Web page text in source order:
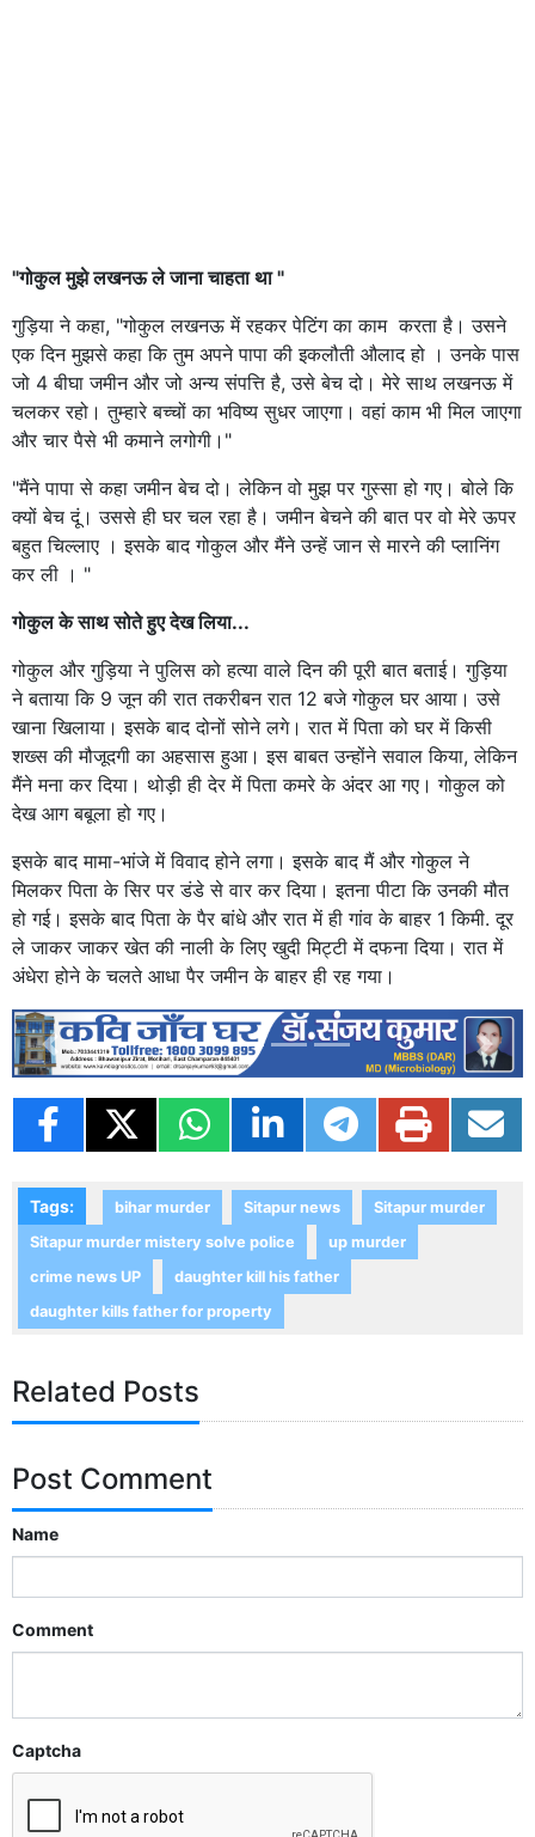
"गोकुल मुझे लखनऊ ले जाना चाहता था "
गुड़िया ने कहा, "गोकुल लखनऊ में रहकर पेटिंग का काम करता है। उसने
एक दिन मुझसे कहा कि तुम अपने पापा की इकलौती औलाद हो । उनके पास
जो 4 बीघा जमीन और जो अन्य संपत्ति है, उसे बेच दो। मेरे साथ लखनऊ में
चलकर रहो। तुम्हारे बच्चों का भविष्य सुधर जाएगा। वहां काम भी मिल जाएगा
और चार पैसे भी कमाने लगोगी।"
"मैंने पापा से कहा जमीन बेच दो। लेकिन वो मुझ पर गुस्सा हो गए। बोले कि
क्यों बेच दूं। उससे ही घर चल रहा है। जमीन बेचने की बात पर वो मेरे ऊपर
बहुत चिल्लाए । इसके बाद गोकुल और मैंने उन्हें जान से मारने की प्लानिंग
कर ली । "
गोकुल के साथ सोते हुए देख लिया...
गोकुल और गुड़िया ने पुलिस को हत्या वाले दिन की पूरी बात बताई। गुड़िया
ने बताया कि 9 जून की रात तकरीबन रात 12 बजे गोकुल घर आया। उसे
खाना खिलाया। इसके बाद दोनों सोने लगे। रात में पिता को घर में किसी
शख्स की मौजूदगी का अहसास हुआ। इस बाबत उन्होंने सवाल किया, लेकिन
मैंने मना कर दिया। थोड़ी ही देर में पिता कमरे के अंदर आ गए। गोकुल को
देख आग बबूला हो गए।
इसके बाद मामा-भांजे में विवाद होने लगा। इसके बाद मैं और गोकुल ने
मिलकर पिता के सिर पर डंडे से वार कर दिया। इतना पीटा कि उनकी मौत
हो गई। इसके बाद पिता के पैर बांधे और रात में ही गांव के बाहर 1 किमी. दूर
ले जाकर जाकर खेत की नाली के लिए खुदी मिट्टी में दफना दिया। रात में
अंधेरा होने के चलते आधा पैर जमीन के बाहर ही रह गया।
Previous Next
Tags: bihar murder Sitapur news
Sitapur murder
Sitapur murder mistery solve police
up murder
crime news UP
daughter kill his father
daughter kills father for property
Related Posts
Post Comment
Name
Comment
Captcha